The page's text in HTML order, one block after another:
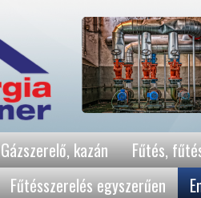
Gázszerelő, kazán Fűtés,
Fűtésszerelés egyszerűen